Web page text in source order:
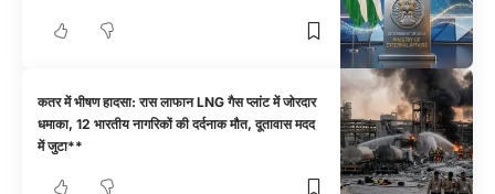
कतर में भीषण हादसा: रास लाफान LNG गैस प्लांट में जोरदार
धमाका, 12 भारतीय नागरिकों की दर्दनाक मौत, दूतावास मदद
में जुटा**